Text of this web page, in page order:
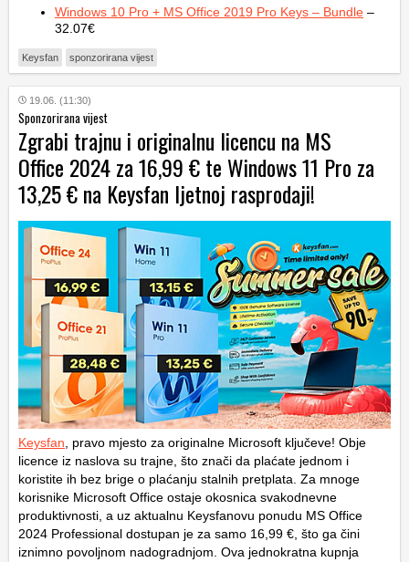
Windows 10 Pro + MS Office 2019 Pro Keys – Bundle –
32.07€
Keysfan sponzorirana vijest
19.06. (11:30)
Sponzorirana vijest
Zgrabi trajnu i originalnu licencu na MS
Office 2024 za 16,99 € te Windows 11 Pro za
13,25 € na Keysfan ljetnoj rasprodaji!
Keysfan, pravo mjesto za originalne Microsoft ključeve! Obje
licence iz naslova su trajne, što znači da plaćate jednom i
koristite ih bez brige o plaćanju stalnih pretplata. Za mnoge
korisnike Microsoft Office ostaje okosnica svakodnevne
produktivnosti, a uz aktualnu Keysfanovu ponudu MS Office
2024 Professional dostupan je za samo 16,99 €, što ga čini
iznimno povoljnom nadogradnjom. Ova jednokratna kupnja